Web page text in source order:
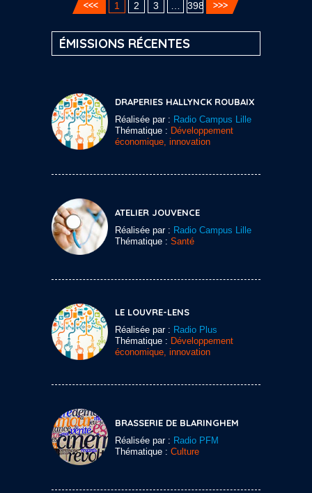
1 2 3 398
ÉMISSIONS RÉCENTES
DRAPERIES HALLYNCK ROUBAIX
Réalisée par : Radio Campus Lille
Thématique : Développement
économique, innovation
ATELIER JOUVENCE
Réalisée par : Radio Campus Lille
Thématique : Santé
LE LOUVRE-LENS
Réalisée par : Radio Plus
Thématique : Développement
économique, innovation
BRASSERIE DE BLARINGHEM
Réalisée par : Radio PFM
Thématique : Culture